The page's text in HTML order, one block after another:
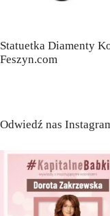
Statuetka Diamenty
Feszyn.com
Odwiedź nas